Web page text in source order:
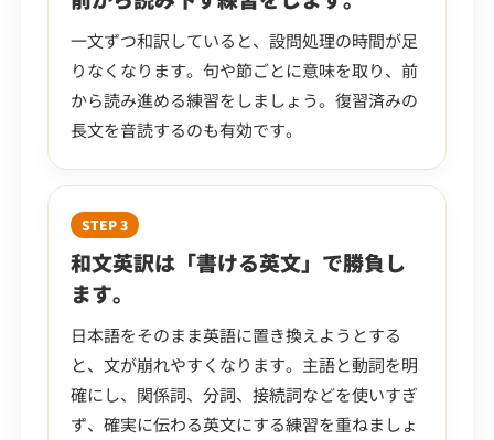
一文ずつ和訳していると、設問処理の時間が足
りなくなります。句や節ごとに意味を取り、前
から読み進める練習をしましょう。復習済みの
長文を音読するのも有効です。
STEP 3
和文英訳は「書ける英文」で勝負し
ます。
日本語をそのまま英語に置き換えようとする
と、文が崩れやすくなります。主語と動詞を明
確にし、関係詞、分詞、接続詞などを使いすぎ
ず、確実に伝わる英文にする練習を重ねましょ